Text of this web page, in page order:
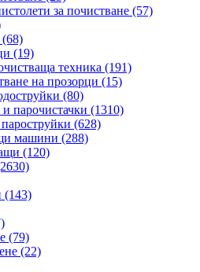
за почистване (57)
(68)
(19)
техника (191)
на прозорци (15)
(80)
парочистачки (1310)
(628)
машини (288)
(120)
(143)
(79)
(22)